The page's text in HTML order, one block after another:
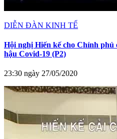
DIỄN ĐÀN KINH TẾ
Hội nghị Hiến kế cho Chính
hậu Covid-19 (P2)
23:30 ngày 27/05/2020